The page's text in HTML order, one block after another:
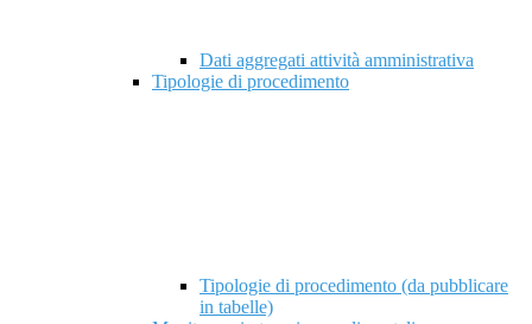
Dati aggregati attività amministrativa
Tipologie di procedimento
Tipologie di procedimento (da pubblicare
in tabelle)